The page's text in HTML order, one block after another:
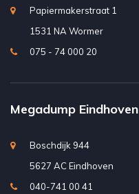
Papiermakerstraat 1
1531 NA Wormer
075 - 74 000 20
Megadump Eindhoven
Boschdijk 944
5627 AC Eindhoven
040-741 00 41